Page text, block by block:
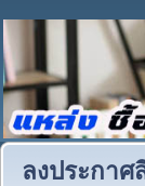
ลงประกา